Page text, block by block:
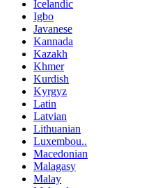
Icelandic
Igbo
Javanese
Kannada
Kazakh
Khmer
Kurdish
Kyrgyz
Latin
Latvian
Lithuanian
Luxembou..
Macedonian
Malagasy
Malay